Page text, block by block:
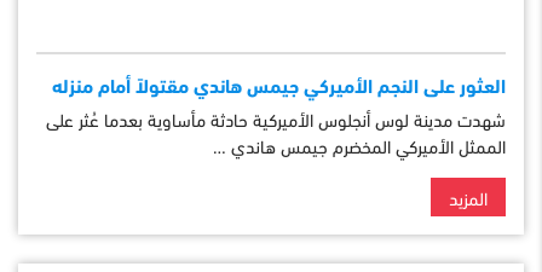
العثور على النجم الأميركي جيمس هاندي مقتولاً أمام منزله
شهدت مدينة لوس أنجلوس الأميركية حادثة مأساوية بعدما عُثر على
الممثل الأميركي المخضرم جيمس هاندي …
المزيد